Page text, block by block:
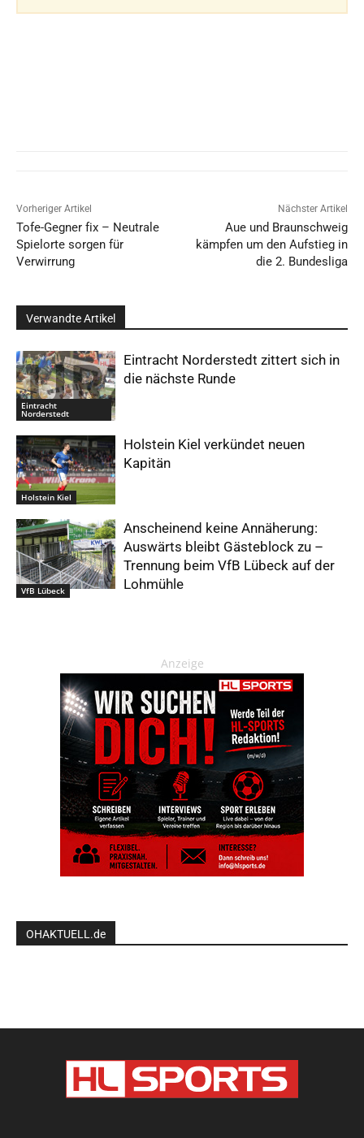
Vorheriger Artikel
Tofe-Gegner fix – Neutrale
Spielorte sorgen für
Verwirrung
Nächster Artikel
Aue und Braunschweig
kämpfen um den Aufstieg in
die 2. Bundesliga
Verwandte Artikel
Eintracht
Norderstedt
Eintracht Norderstedt zittert sich in
die nächste Runde
Holstein Kiel
Holstein Kiel verkündet neuen
Kapitän
VfB Lübeck
Anscheinend keine Annäherung:
Auswärts bleibt Gästeblock zu –
Trennung beim VfB Lübeck auf der
Lohmühle
Anzeige
OHAKTUELL.de